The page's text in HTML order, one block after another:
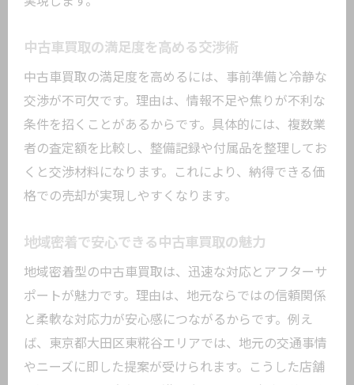
中古車買取の料金体系を理解するコツ
評判の良い中古車買取サービスの活用法
後悔しない中古車買取サービス選びの基
準
満足度を左右する中古車査定のポイント
中古車査定で重視される評価基準とは
査定額をアップさせる中古車買取の工夫
中古車買取における適正な査定の見分け
方
中古車買取の相場を知って賢く売却する方法
中古車買取の満足度を高める交渉術
中古車買取の満足度を高めるには、事前準備と冷静な
交渉が不可欠です。理由は、情報不足や焦りが不利な
条件を招くことがあるからです。具体的には、複数業
者の査定額を比較し、整備記録や付属品を整理してお
くと交渉材料になります。これにより、納得できる価
格での売却が実現しやすくなります。
地域密着で安心できる中古車買取の魅力
地域密着型の中古車買取は、迅速な対応とアフターサ
ポートが魅力です。理由は、地元ならではの信頼関係
と柔軟な対応力が安心感につながるからです。例え
ば、東京都大田区東糀谷エリアでは、地元の交通事情
やニーズに即した提案が受けられます。こうした店舗